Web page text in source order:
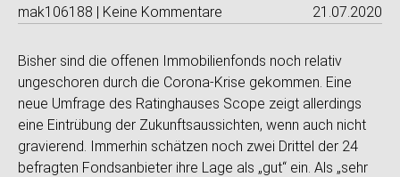
mak106188 | Keine Kommentare 21.07.2020
Bisher sind die offenen Immobilienfonds noch relativ
ungeschoren durch die Corona-Krise gekommen. Eine
neue Umfrage des Ratinghauses Scope zeigt allerdings
eine Eintrübung der Zukunftsaussichten, wenn auch nicht
gravierend. Immerhin schätzen noch zwei Drittel der 24
befragten Fondsanbieter ihre Lage als „gut“ ein. Als „sehr